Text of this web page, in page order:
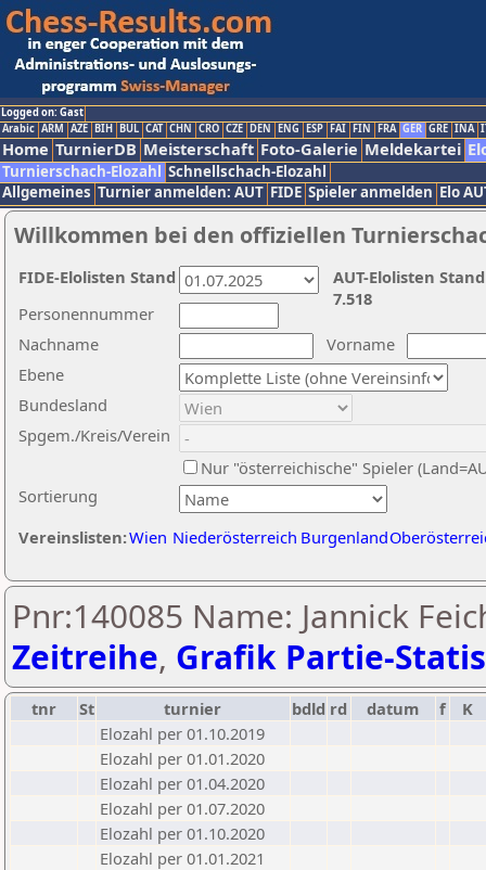
Logged on: Gast
Arabic ARM AZE BIH BUL CAT CHN CRO CZE DEN ENG ESP FAI FIN FRA GER GRE INA
Home TurnierDB Meisterschaft Foto-Galerie Meldekartei
Turnierschach-Elozahl Schnellschach-Elozahl
Allgemeines Turnier anmelden: AUT FIDE Spieler anmelden Elo
Willkommen bei den offiziellen
Nachname
Vorname
Ebene
Sortierung
Personennummer
Bundesland
Spgem./Kreis/Verein
Nur "österreichische" Spieler
Vereinslisten:Wien Niederösterreich Burgenland
AUT-Elolisten
7.518
FIDE-Elolisten Stand
Pnr:140085 Name: Jannick
Zeitreihe, Grafik Partie-
tnr St turnier bdld rd datum f
K
Elozahl per 01.10.2019
Elozahl per 01.01.2020
Elozahl per 01.04.2020
Elozahl per 01.07.2020
Elozahl per 01.10.2020
Elozahl per 01.01.2021